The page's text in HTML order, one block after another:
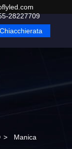
28227709
Chiacchierata
> Manica